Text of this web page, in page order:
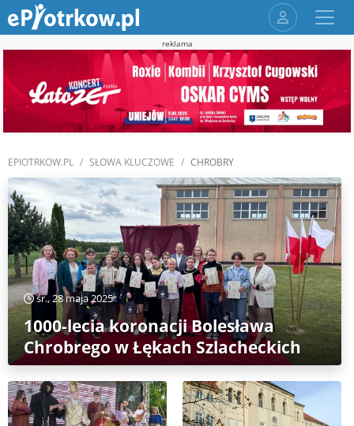
reklama
EPIOTRKOW.PL SŁOWA KLUCZOWE CHROBRY
śr., 28 maja 2025
1000-lecia koronacji Bolesława
Chrobrego w Łękach Szlacheckich